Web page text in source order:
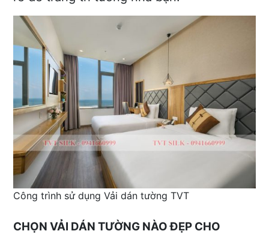
Công trình sử dụng Vải dán tường TVT
CHỌN VẢI DÁN TƯỜNG NÀO ĐẸP CHO